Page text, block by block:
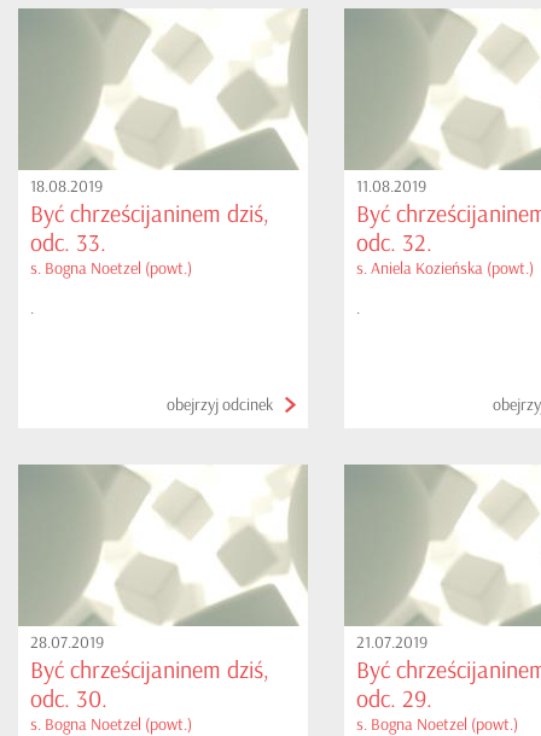
18.08.2019
Być chrześcijaninem dziś,
odc. 33.
s. Bogna Noetzel (powt.)
.
obejrzyj odcinek
11.08.2019
Być
odc. 32.
s. Aniela Kozieńska (powt.)
.
28.07.2019
Być chrześcijaninem dziś,
odc. 30.
s. Bogna Noetzel (powt.)
21.07.2019
Być
odc. 29.
s. Bogna Noetzel (powt.)